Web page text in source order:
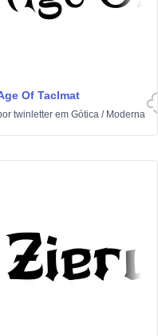
Of Taclmat
twinletter em Gótica / Moderna